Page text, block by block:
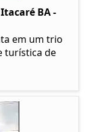
BA -
em um trio
turística de